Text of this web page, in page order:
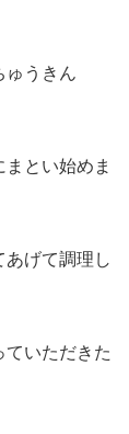
ゅうきん
とい始めま
あげて調理し
いただきた